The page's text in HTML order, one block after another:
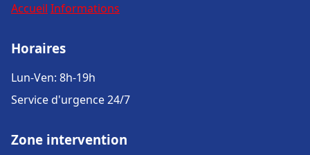
Accueil Informations
Horaires
Lun-Ven: 8h-19h
Service d'urgence 24/7
Zone intervention